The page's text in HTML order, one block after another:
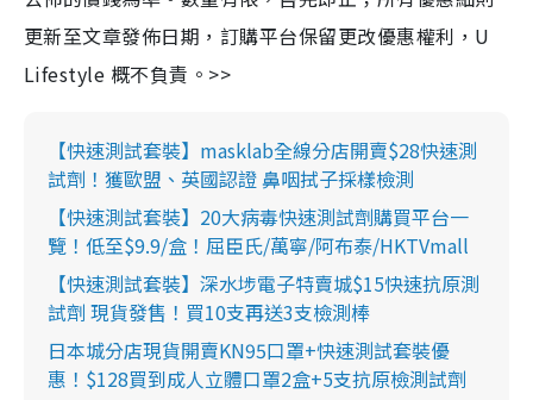
更新至文章發佈日期，訂購平台保留更改優惠權利，U
Lifestyle 概不負責。>>
【快速測試套裝】masklab全線分店開賣$28快速測
試劑！獲歐盟、英國認證 鼻咽拭子採樣檢測
【快速測試套裝】20大病毒快速測試劑購買平台一
覽！低至$9.9/盒！屈臣氏/萬寧/阿布泰/HKTVmall
【快速測試套裝】深水埗電子特賣城$15快速抗原測
試劑 現貨發售！買10支再送3支檢測棒
日本城分店現貨開賣KN95口罩+快速測試套裝優
惠！$128買到成人立體口罩2盒+5支抗原檢測試劑